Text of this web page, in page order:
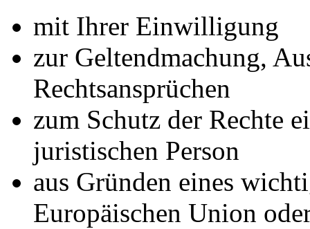
mit Ihrer Einwilligung
zur Geltendmachung,
Rechtsansprüchen
zum Schutz der Rechte
juristischen Person
aus Gründen eines
Europäischen Union